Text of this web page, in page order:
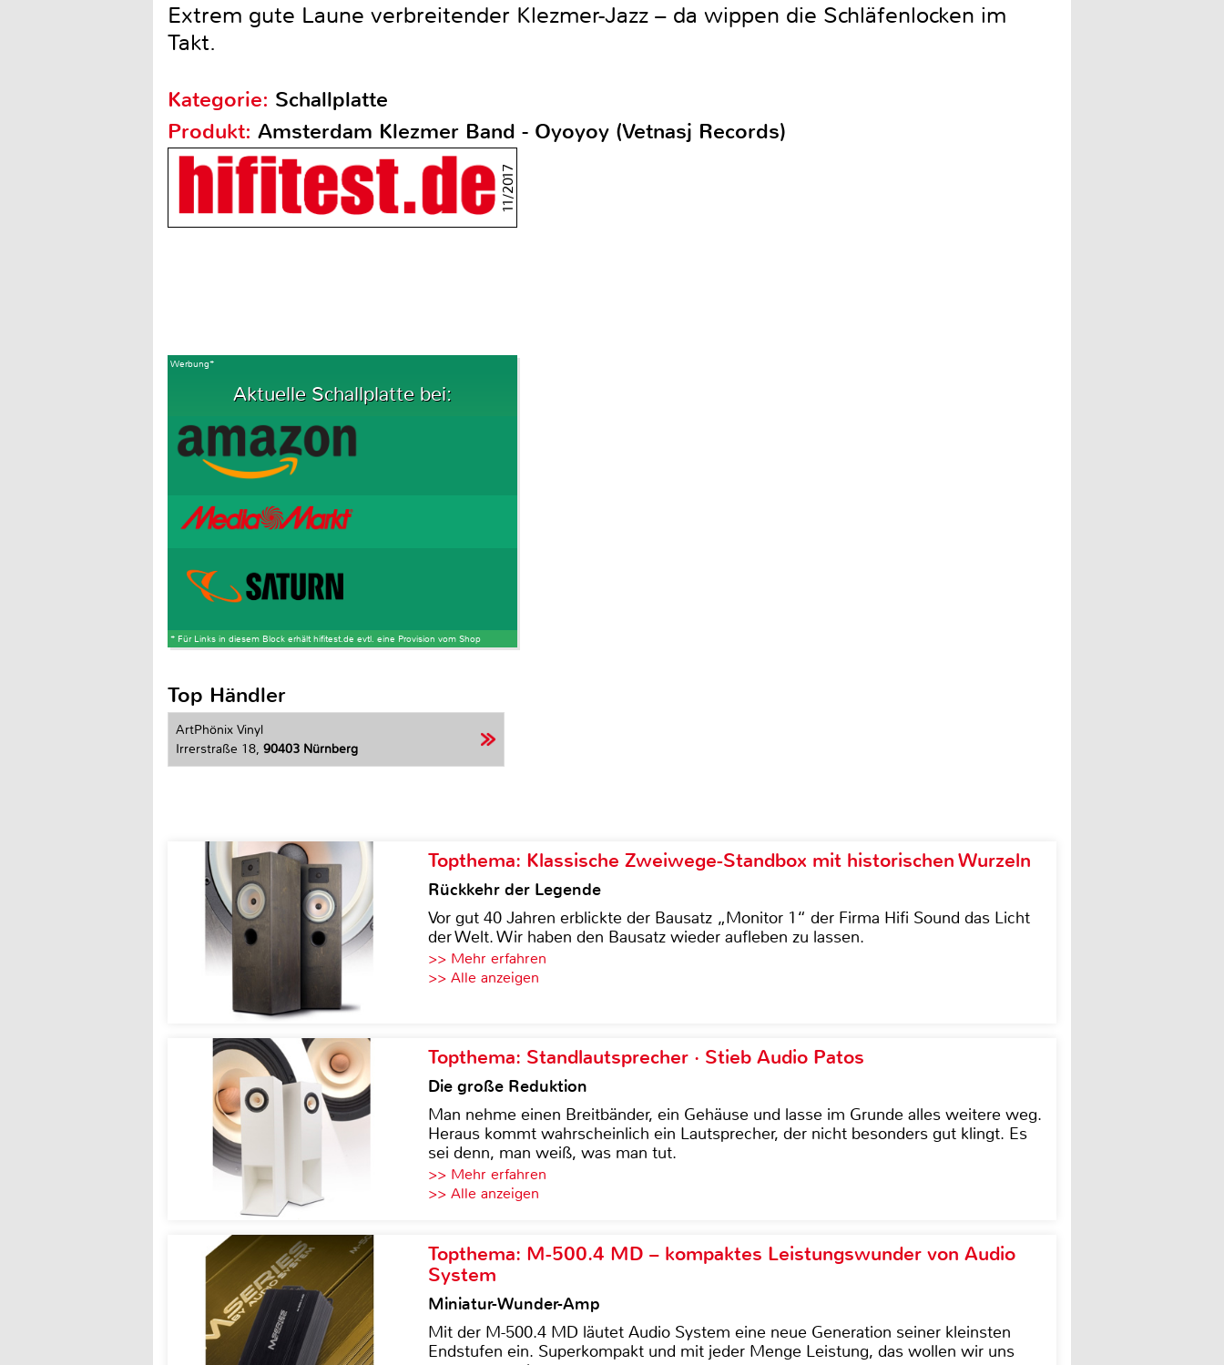
Extrem gute Laune verbreitender Klezmer-Jazz – da wippen die Schläfenlocken im
Takt.
Kategorie: Schallplatte
Produkt: Amsterdam Klezmer Band - Oyoyoy (Vetnasj Records)
11/2017
Werbung*
Aktuelle Schallplatte bei:
* Für Links in diesem Block erhält hifitest.de evtl. eine Provision vom Shop
Top Händler
ArtPhönix Vinyl
Irrerstraße 18, 90403 Nürnberg
Topthema: Klassische Zweiwege-Standbox mit historischen Wurzeln
Rückkehr der Legende
Vor gut 40 Jahren erblickte der Bausatz „Monitor 1“ der Firma Hifi Sound das Licht
der Welt. Wir haben den Bausatz wieder aufleben zu lassen.
>> Mehr erfahren
>> Alle anzeigen
Topthema: Standlautsprecher · Stieb Audio Patos
Die große Reduktion
Man nehme einen Breitbänder, ein Gehäuse und lasse im Grunde alles weitere weg.
Heraus kommt wahrscheinlich ein Lautsprecher, der nicht besonders gut klingt. Es
sei denn, man weiß, was man tut.
>> Mehr erfahren
>> Alle anzeigen
Topthema: M-500.4 MD – kompaktes Leistungswunder von Audio
System
Miniatur-Wunder-Amp
Mit der M-500.4 MD läutet Audio System eine neue Generation seiner kleinsten
Endstufen ein. Superkompakt und mit jeder Menge Leistung, das wollen wir uns